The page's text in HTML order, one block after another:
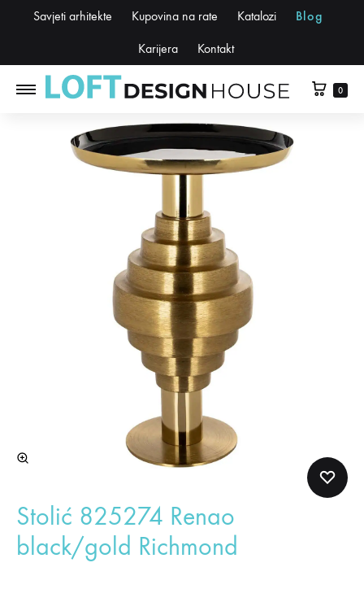
Savjeti arhitekte Kupovina na rate Katalozi Blog
Karijera Kontakt
0
Stolić 825274 Renao
black/gold Richmond